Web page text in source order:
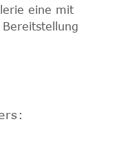
eine mit